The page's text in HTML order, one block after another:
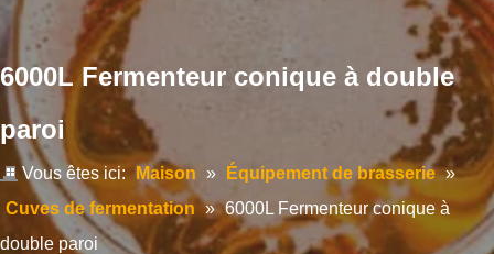
6000L Fermenteur conique à double
paroi
Vous êtes ici: Maison » Équipement de brasserie »
Cuves de fermentation » 6000L Fermenteur conique à
double paroi